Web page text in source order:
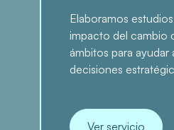
Elaboramos
impacto del cambio
ámbitos para ayudar
decisiones
Ver servicio